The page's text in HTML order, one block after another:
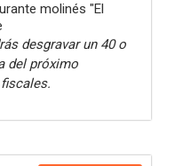
molinés "El
desgravar un 40 o
del próximo